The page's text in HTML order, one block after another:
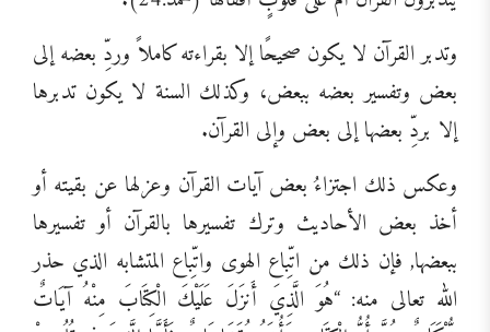
وتدبر القرآن لا يكون صحيحًا إلا بقراءته كاملاً وردِّ بعضه إلى
بعض وتفسير بعضه ببعض، وكذلك السنة لا يكون تدبرها
إلا بردِّ بعضها إلى بعض وإلى القرآن.
وعكس ذلك اجتزاءُ بعض آيات القرآن وعزلها عن بقيته أو
أخذ بعض الأحاديث وترك تفسيرها بالقرآن أو تفسيرها
ببعضها, فإن ذلك من اتِّباع الهوى واتِّباع المتشابه الذي حذر
الله تعالى منه: “هُوَ الَّذِيَ أَنزَلَ عَلَيْكَ الْكِتَابَ مِنْهُ آيَاتٌ